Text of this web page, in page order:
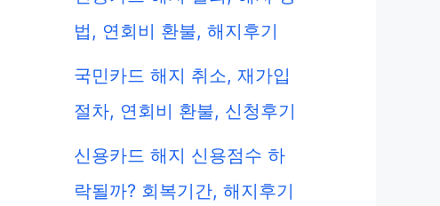
법, 연회비 환불, 해지후기
국민카드 해지 취소, 재가입
절차, 연회비 환불, 신청후기
신용카드 해지 신용점수 하
락될까? 회복기간, 해지후기